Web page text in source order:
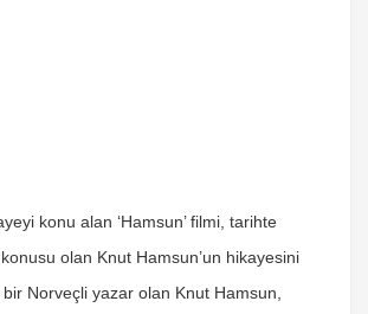
konu alan ‘Hamsun’ filmi, tarihte
konusu olan Knut Hamsun’un hikayesini
bir Norveçli yazar olan Knut Hamsun,